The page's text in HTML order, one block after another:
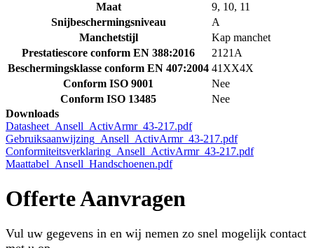
Maat
9, 10, 11
Snijbeschermingsniveau
A
Manchetstijl
Kap manchet
Prestatiescore conform EN 388:2016
2121A
Beschermingsklasse conform EN 407:2004 41XX4X
Conform ISO 9001
Nee
Conform ISO 13485
Nee
Downloads
Datasheet_Ansell_ActivArmr_43-217.pdf
Gebruiksaanwijzing_Ansell_ActivArmr_43-217.pdf
Conformiteitsverklaring_Ansell_ActivArmr_43-217.pdf
Maattabel_Ansell_Handschoenen.pdf
Offerte Aanvragen
Vul uw gegevens in en wij nemen zo snel mogelijk contact